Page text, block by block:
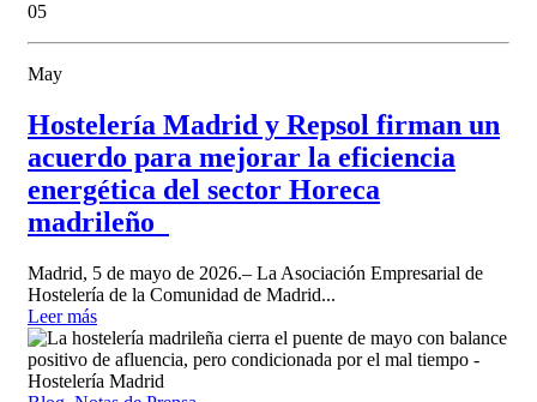
05
May
Hostelería Madrid y Repsol firman un
acuerdo para mejorar la eficiencia
energética del sector Horeca
madrileño
Madrid, 5 de mayo de 2026.– La Asociación Empresarial de
Hostelería de la Comunidad de Madrid...
Leer más